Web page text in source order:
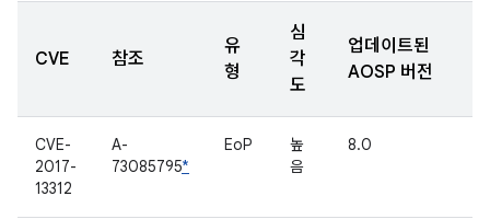
CVE 참조
유
형
심
각
도
업데이트된
AOSP 버전
CVE-
2017-
13312
A-
73085795*
EoP
높
음
8.0